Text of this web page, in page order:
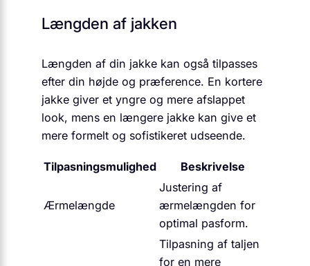
Længden af jakken
Længden af din jakke kan også tilpasses
efter din højde og præference. En kortere
jakke giver et yngre og mere afslappet
look, mens en længere jakke kan give et
mere formelt og sofistikeret udseende.
Tilpasningsmulighed Beskrivelse
Ærmelængde
Justering af
ærmelængden for
optimal pasform.
Tilpasning af taljen
for en mere